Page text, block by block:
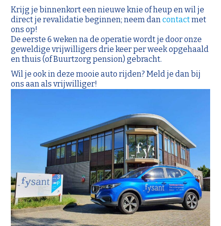
Krijg je binnenkort een nieuwe knie of heup en wil je
direct je revalidatie beginnen; neem dancontactmet
ons op!
De eerste 6 weken na de operatie wordt je door onze
geweldige vrijwilligers drie keer per week opgehaald
en thuis (of Buurtzorg pension) gebracht.
Wil je ook in deze mooie auto rijden? Meld je dan bij
ons aan als vrijwilliger!